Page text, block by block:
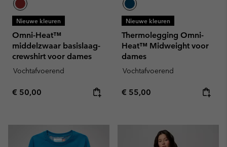
Nieuwe kleuren
Omni-Heat™
middelzwaar basislaag-
crewshirt voor dames
Vochtafvoerend
Regular price:
€ 50,00
Nieuwe kleuren
Thermolegging Omni-
Heat™ Midweight voor
dames
Vochtafvoerend
Regular price:
€ 55,00